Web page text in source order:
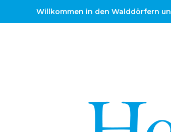
Willkommen in den Walddörfern